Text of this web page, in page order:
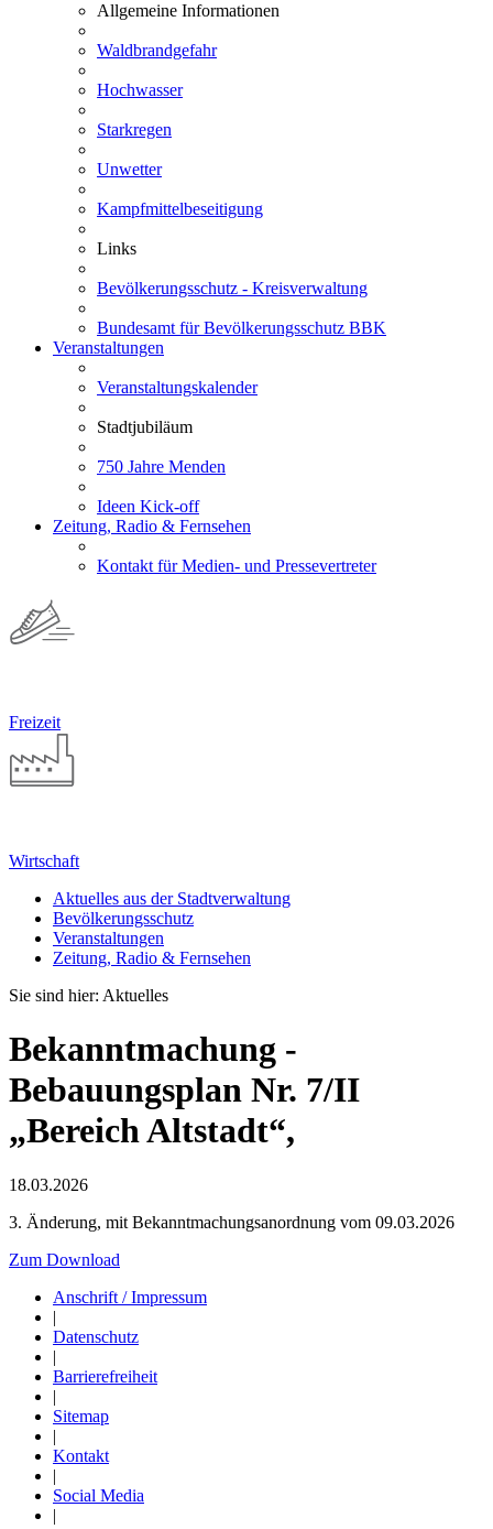
Allgemeine Informationen
Waldbrandgefahr
Hochwasser
Starkregen
Unwetter
Kampfmittelbeseitigung
Links
Bevölkerungsschutz - Kreisverwaltung
Bundesamt für Bevölkerungsschutz BBK
Veranstaltungen
Veranstaltungskalender
Stadtjubiläum
750 Jahre Menden
Ideen Kick-off
Zeitung, Radio & Fernsehen
Kontakt für Medien- und Pressevertreter
Freizeit
Wirtschaft
Aktuelles aus der Stadtverwaltung
Bevölkerungsschutz
Veranstaltungen
Zeitung, Radio & Fernsehen
Sie sind hier: Aktuelles
Bekanntmachung -
Bebauungsplan Nr. 7/II
„Bereich Altstadt“,
18.03.2026
3. Änderung, mit Bekanntmachungsanordnung vom 09.03.2026
Zum Download
Anschrift / Impressum
|
Datenschutz
|
Barrierefreiheit
|
Sitemap
|
Kontakt
|
Social Media
|